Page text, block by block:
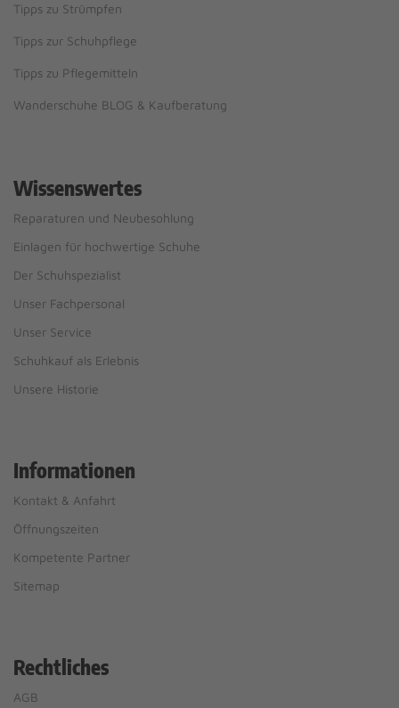
Tipps zu Strümpfen
Tipps zur Schuhpflege
Tipps zu Pflegemitteln
Wanderschuhe BLOG & Kaufberatung
Wissenswertes
Reparaturen und Neubesohlung
Einlagen für hochwertige Schuhe
Der Schuhspezialist
Unser Fachpersonal
Unser Service
Schuhkauf als Erlebnis
Unsere Historie
Informationen
Kontakt & Anfahrt
Öffnungszeiten
Kompetente Partner
Sitemap
Rechtliches
AGB